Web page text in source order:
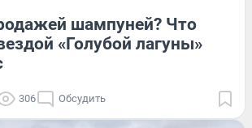
шампуней? Что
«Голубой лагуны»
306 Обсудить